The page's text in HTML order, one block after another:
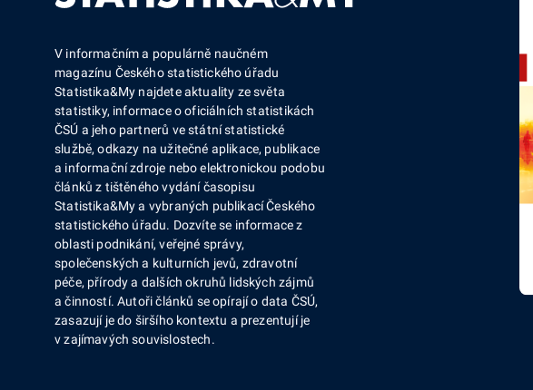
V informačním a populárně naučném
magazínu Českého statistického úřadu
Statistika&My najdete aktuality ze světa
statistiky, informace o oficiálních statistikách
ČSÚ a jeho partnerů ve státní statistické
službě, odkazy na užitečné aplikace, publikace
a informační zdroje nebo elektronickou podobu
článků z tištěného vydání časopisu
Statistika&My a vybraných publikací Českého
statistického úřadu. Dozvíte se informace z
oblasti podnikání, veřejné správy,
společenských a kulturních jevů, zdravotní
péče, přírody a dalších okruhů lidských zájmů
a činností. Autoři článků se opírají o data ČSÚ,
zasazují je do širšího kontextu a prezentují je
v zajímavých souvislostech.